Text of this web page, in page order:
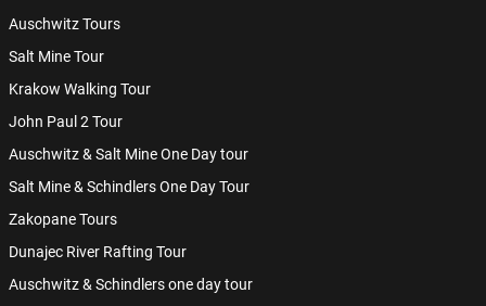
Auschwitz Tours
Salt Mine Tour
Krakow Walking Tour
John Paul 2 Tour
Auschwitz & Salt Mine One Day tour
Salt Mine & Schindlers One Day Tour
Zakopane Tours
Dunajec River Rafting Tour
Auschwitz & Schindlers one day tour